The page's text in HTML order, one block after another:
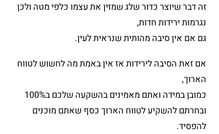
זה דבר שיוצר כדור שלג שמזין את עצמו כלפי מטה ולכן
נגרמות ירידות חדות,
גם אם אין סיבה מהותית שנראית לעין.
אם זאת הסיבה לירידות אז אין באמת מה לחשוש לטווח
הארוך,
כמובן במידה ואתם מאמינים בהשקעה שלכם ב100%
ובחרתם להשקיע לטווח הארוך כסף שאתם מוכנים
להפסיד.